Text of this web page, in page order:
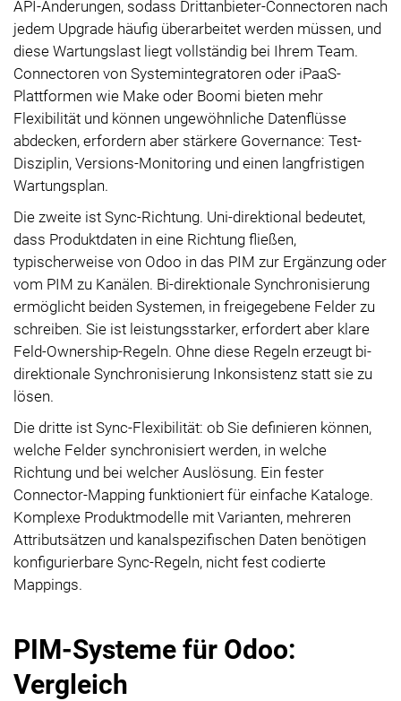
API-Änderungen, sodass Drittanbieter-Connectoren nach
jedem Upgrade häufig überarbeitet werden müssen, und
diese Wartungslast liegt vollständig bei Ihrem Team.
Connectoren von Systemintegratoren oder iPaaS-
Plattformen wie Make oder Boomi bieten mehr
Flexibilität und können ungewöhnliche Datenflüsse
abdecken, erfordern aber stärkere Governance: Test-
Disziplin, Versions-Monitoring und einen langfristigen
Wartungsplan.
Die zweite ist Sync-Richtung. Uni-direktional bedeutet,
dass Produktdaten in eine Richtung fließen,
typischerweise von Odoo in das PIM zur Ergänzung oder
vom PIM zu Kanälen. Bi-direktionale Synchronisierung
ermöglicht beiden Systemen, in freigegebene Felder zu
schreiben. Sie ist leistungsstarker, erfordert aber klare
Feld-Ownership-Regeln. Ohne diese Regeln erzeugt bi-
direktionale Synchronisierung Inkonsistenz statt sie zu
lösen.
Die dritte ist Sync-Flexibilität: ob Sie definieren können,
welche Felder synchronisiert werden, in welche
Richtung und bei welcher Auslösung. Ein fester
Connector-Mapping funktioniert für einfache Kataloge.
Komplexe Produktmodelle mit Varianten, mehreren
Attributsätzen und kanalspezifischen Daten benötigen
konfigurierbare Sync-Regeln, nicht fest codierte
Mappings.
PIM-Systeme für Odoo:
Vergleich